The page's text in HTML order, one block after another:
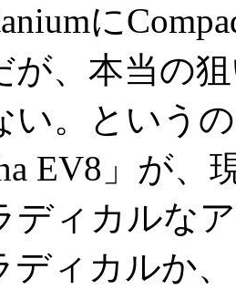
に
が、本当の
い。という
EV8」が、
ディカルな
ディカルか